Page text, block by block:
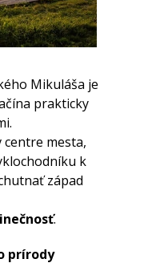
Mikuláša je
prakticky
centre mesta,
k
západ
.
prírody